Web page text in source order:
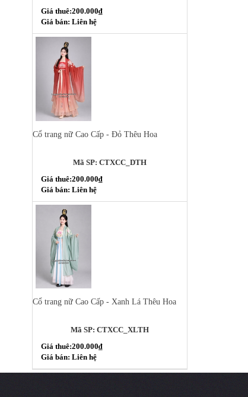
Giá thuê:200.000₫
Giá bán: Liên hệ
Cổ trang nữ Cao Cấp - Đỏ Thêu Hoa
Mã SP: CTXCC_DTH
Giá thuê:200.000₫
Giá bán: Liên hệ
Cổ trang nữ Cao Cấp - Xanh Lá Thêu Hoa
Mã SP: CTXCC_XLTH
Giá thuê:200.000₫
Giá bán: Liên hệ